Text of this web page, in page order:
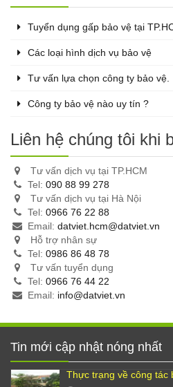
Tuyển dụng gấp bảo vệ tại
Các loại hình dịch vụ bảo vệ
Tư vấn lựa chọn công ty bảo vệ.
Công ty bảo vệ nào uy tín ?
Liên hệ chúng tôi khi
Tư vấn dịch vụ tại TP.HCM
Tel: 090 88 99 278
Tư vấn dịch vụ tại Hà Nội
Tel: 0966 76 22 88
Email: datviet.hcm@datviet.vn
Hỗ trợ nhân sự
Tel: 0986 86 48 78
Tư vấn tuyển dụng
Tel: 0966 76 44 22
Email: info@datviet.vn
Tin mới cập nhật nóng nhất
Thực trạng về công tác